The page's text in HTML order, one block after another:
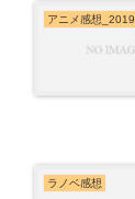
アニメ感想_2019
ラノベ感想